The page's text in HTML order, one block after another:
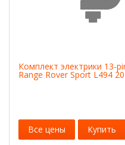
Комплект электрики 13-
Range Rover Sport L494
Все цены Купить